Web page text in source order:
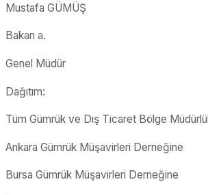
Mustafa GÜMÜŞ
Bakan a.
Genel Müdür
Dağıtım:
Tüm Gümrük ve Dış Ticaret Bölge
Ankara Gümrük Müşavirleri Derneğine
Bursa Gümrük Müşavirleri Derneğine